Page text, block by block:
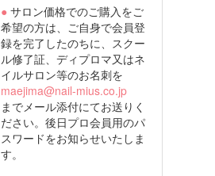
● サロン価格でのご購入をご
希望の方は、ご自身で会員登
録を完了したのちに、スクー
ル修了証、ディプロマ又はネ
イルサロン等のお名刺を
maejima@nail-mius.co.jp
までメール添付にてお送りく
ださい。後日プロ会員用のパ
スワードをお知らせいたしま
す。